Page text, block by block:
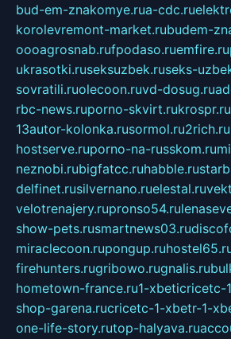
bud-em-znakomye.rua-cdc.ru
korolevremont-market.rubudem-
oooagrosnab.rufpodaso.ruemfire.ru
ukrasotki.ruseksuzbek.ruseks-
sovratili.ruolecoon.ruvd-dosug.ru
rbc-news.ruporno-skvirt.rukrospr.ru
13autor-kolonka.rusormol.ru2rich.ru
hostserve.ruporno-na-russkom.ru
neznobi.rubigfatcc.ruhabble.ru
delfinet.rusilvernano.ruelestal.ru
velotrenajery.rupronso54.ru
show-pets.rusmartnews03.ru
miraclecoon.rupongup.ru
firehunters.rugribowo.rugnalis.ru
hometown-france.ru1-xbeticricetc-
shop-garena.rucricetc-1-xbetr-1-
one-life-story.rutop-halyava.ru